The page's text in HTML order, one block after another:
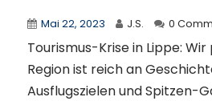
Mai 22, 2023 J.S. 0
Tourismus-Krise in Lippe:
Region ist reich an
Ausflugszielen und Spitzen-